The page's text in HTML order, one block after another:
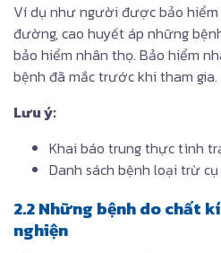
Ví dụ như người được bảo
đường, cao huyết áp những
bảo hiểm nhân thọ. Bảo hiểm
bệnh đã mắc trước khi tham gia.
Lưu ý:
Khai báo trung thực tình
Danh sách bệnh loại trừ
2.2 Những bệnh do chất
nghiện